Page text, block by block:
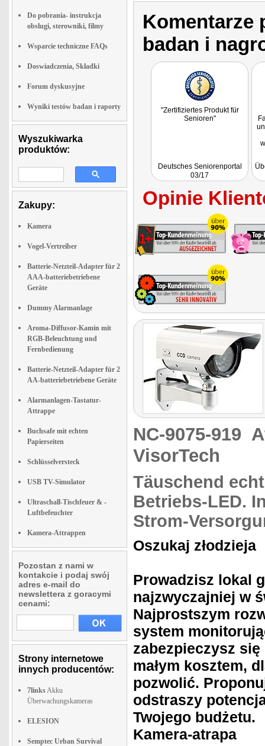
Do pobrania- instrukcja
obslugi, sterowniki, filmy
Wsparcie techniczne FAQs
Doswiadczenia, Składki
Forum dyskusyjne
Wyniki testów badan i raporty
Wyszukiwarka
produktów:
Zakupy:
Kamera
Vogel-Vertreiber
Batterie-Netzteil-Adapter für 2
AAA-batteriebetriebene
Geräte
Dummy Alarmanlage
Aroma-Diffusor-Kamin mit
RGB-Beleuchtung und
Fernbedienung
Batterie-Netzteil-Adapter für 2
AA-batteriebetriebene Geräte
Alarmanlagen-Tastatur-
Attrappe
Buchsafe mit echten
Papierseiten
Schlüsselversteck
USB TV-Simulator
Ultraschall-Tischfeuer & -
Luftbefeuchter
Kamera-Attrappen
Pozostan z nami w
kontakcie i podaj swój
adres e-mail do
newslettera z goracymi
cenami:
Strony internetowe
innych producentów:
7linksAkku
Überwachungskameras
ELESION
Semptec Urban Survival
Komentarze
badan i
"Zertifiziertes Produkt für
Senioren"
Deutsches Seniorenportal
03/17
Opinie
NC-9075-919
VisorTech
Täuschend
Betriebs-LED.
Strom-
Oszukaj złodzieja
Prowadzisz lokal
najzwyczajniej w
Najprostszym
system
zabezpieczysz
małym kosztem,
pozwolić.
odstraszy
Twojego budżetu.
Kamera-atrapa